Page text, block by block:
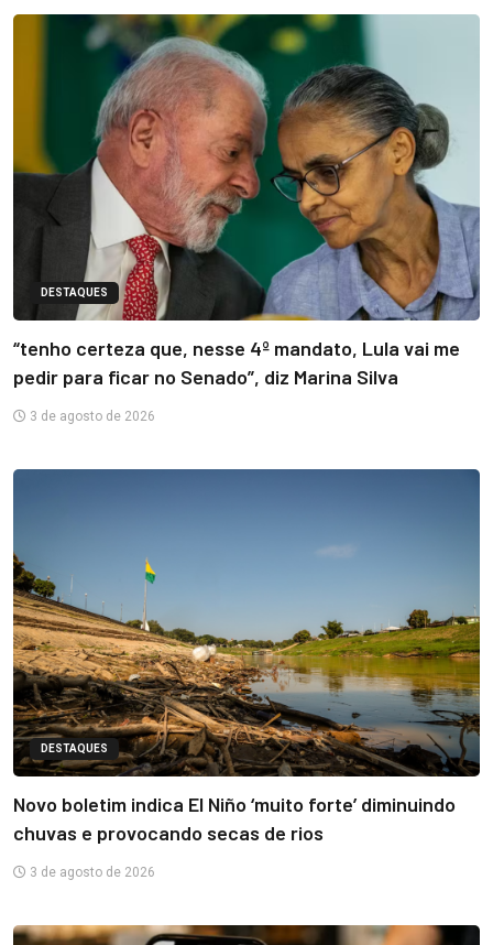
DESTAQUES
“tenho certeza que, nesse 4º mandato, Lula vai me
pedir para ficar no Senado”, diz Marina Silva
3 de agosto de 2026
DESTAQUES
Novo boletim indica El Niño ‘muito forte’ diminuindo
chuvas e provocando secas de rios
3 de agosto de 2026